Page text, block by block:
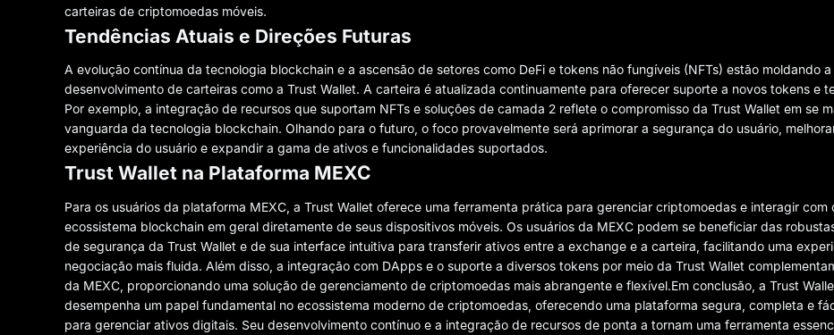
carteiras de criptomoedas móveis.
Tendências Atuais e Direções Futuras
A evolução contínua da tecnologia blockchain e a ascensão de setores como DeFi e tokens não fungíveis (NFTs) estão moldando
desenvolvimento de carteiras como a Trust Wallet. A carteira é atualizada continuamente para oferecer suporte a novos tokens e
Por exemplo, a integração de recursos que suportam NFTs e soluções de camada 2 reflete o compromisso da Trust Wallet em se
vanguarda da tecnologia blockchain. Olhando para o futuro, o foco provavelmente será aprimorar a segurança do usuário,
experiência do usuário e expandir a gama de ativos e funcionalidades suportados.
Trust Wallet na Plataforma MEXC
Para os usuários da plataforma MEXC, a Trust Wallet oferece uma ferramenta prática para gerenciar criptomoedas e interagir com
ecossistema blockchain em geral diretamente de seus dispositivos móveis. Os usuários da MEXC podem se beneficiar das
de segurança da Trust Wallet e de sua interface intuitiva para transferir ativos entre a exchange e a carteira, facilitando uma
negociação mais fluida. Além disso, a integração com DApps e o suporte a diversos tokens por meio da Trust Wallet
da MEXC, proporcionando uma solução de gerenciamento de criptomoedas mais abrangente e flexível.Em conclusão, a Trust
desempenha um papel fundamental no ecossistema moderno de criptomoedas, oferecendo uma plataforma segura, completa e
para gerenciar ativos digitais. Seu desenvolvimento contínuo e a integração de recursos de ponta a tornam uma ferramenta